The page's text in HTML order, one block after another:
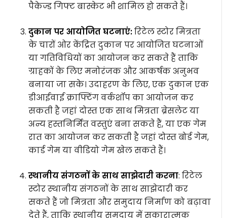
पैकेज्ड गिफ्ट बास्केट भी शामिल हो सकते हैं।
दुकान पर आयोजित घटनाएं:रिटेल स्टोर मित्रता
के चारों ओर केंद्रित दुकान पर आयोजित घटनाओं
या गतिविधियों का आयोजन कर सकते हैं ताकि
ग्राहकों के लिए मनोरंजक और आकर्षक अनुभव
बनाया जा सके। उदाहरण के लिए, एक दुकान एक
डीआईवाई क्राफ्टिंग वर्कशॉप का आयोजन कर
सकती है जहां दोस्त एक साथ मित्रता ब्रेसलेट या
अन्य हस्तनिर्मित वस्तुएं बना सकते हैं, या एक गेम
रात का आयोजन कर सकती है जहां दोस्त बोर्ड गेम,
कार्ड गेम या वीडियो गेम खेल सकते हैं।
स्थानीय संगठनों के साथ साझेदारी करना: रिटेल
स्टोर स्थानीय संगठनों के साथ साझेदारी कर
सकते हैं जो मित्रता और समुदाय निर्माण को बढ़ावा
देते हैं, ताकि स्थानीय समुदाय में सकारात्मक